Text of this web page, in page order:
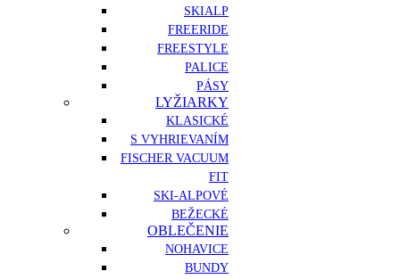
SKIALP
FREERIDE
FREESTYLE
PALICE
PÁSY
LYŽIARKY
KLASICKÉ
S VYHRIEVANÍM
FISCHER VACUUM
FIT
SKI-ALPOVÉ
BEŽECKÉ
OBLEČENIE
NOHAVICE
BUNDY